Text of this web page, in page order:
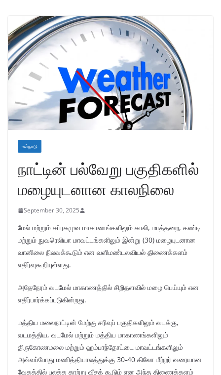
உள்நாடு
நாட்டின் பல்வேறு பகுதிகளில்
மழையுடனான காலநிலை
September 30, 2025
மேல் மற்றும் சப்ரகமுவ மாகாணங்களிலும் காலி, மாத்தறை, கண்டி
மற்றும் நுவரெலியா மாவட்டங்களிலும் இன்று (30) மழையுடனான
வானிலை நிலவக்கூடும் என வளிமண்டலவியல் திணைக்களம்
எதிர்வுகூறியுள்ளது.
அதேநேரம் வடமேல் மாகாணத்தில் சிறிதளவில் மழை பெய்யும் என
எதிர்பார்க்கப்படுகின்றது.
மத்திய மலைநாட்டின் மேற்கு சரிவுப் பகுதிகளிலும் வடக்கு,
வடமத்திய, வடமேல் மற்றும் மத்திய மாகாணங்களிலும்
திருகோணமலை மற்றும் ஹம்பாந்தோட்டை மாவட்டங்களிலும்
அவ்வப்போது மணித்தியாலத்துக்கு 30-40 கிலோ மீற்றர் வரையான
வேகத்தில் பலத்த காற்று வீசக் கூடும் என அந்த திணைக்களம்